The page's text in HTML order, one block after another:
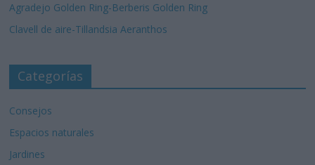
Agradejo Golden Ring-Berberis Golden Ring
Clavell de aire-Tillandsia Aeranthos
Categorías
Consejos
Espacios naturales
Jardines